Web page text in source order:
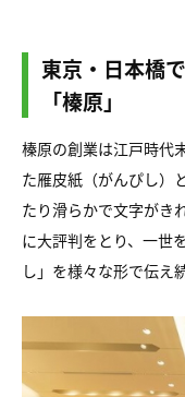
東京・日本橋
「榛原」
榛原の創業は江戸時代
た雁皮紙（がんぴし）
たり滑らかで文字がき
に大評判をとり、一世
し」を様々な形で伝え